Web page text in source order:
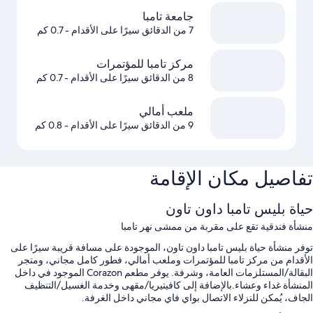
جامعة تامبا
7 من الدقائق سيرًا على الأقدام - 0.7 كم
مركز تامبا للمؤتمرات
8 من الدقائق سيرًا على الأقدام - 0.7 كم
ملعب أمالي
9 من الدقائق سيرًا على الأقدام - 0.8 كم
تفاصيل مكان الإقامة
حياة بليس تامبا داون تاون
منشأة فندقية تقع على مقربة من ممشى نهر تامبا
توفر منشأة حياة بليس تامبا داون تاون، الموجودة على مسافة قريبة سيرًا على
الأقدام من مركز تامبا للمؤتمرات وملعب أمالي، فطور كامل مجاني، ومتجر
البقالة/المستلزمات العامة، وشرفة. يوفر مطعم Corazon الموجود في داخل
المنشأة غداء وعشاء.بالإضافة إلى كافيتيريا/مقهى وخدمة الغسيل/التنظيف
الجاف، يُمكن للنزلاء الاتصال بواي فاي مجاني داخل الغرفة.